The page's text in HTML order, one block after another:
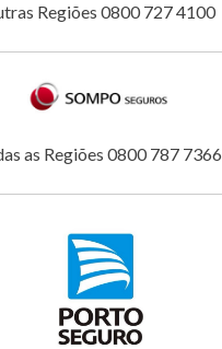
Regiões 0800 727 4100
as Regiões 0800 787 7366